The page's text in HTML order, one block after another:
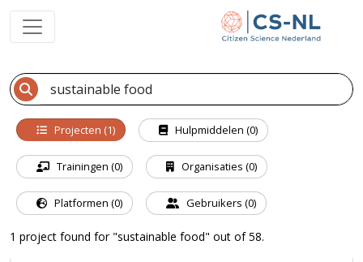
Projecten (1) Hulpmiddelen (0)
Trainingen (0) Organisaties (0)
Platformen (0) Gebruikers (0)
1 project found for "sustainable food" out of 58.